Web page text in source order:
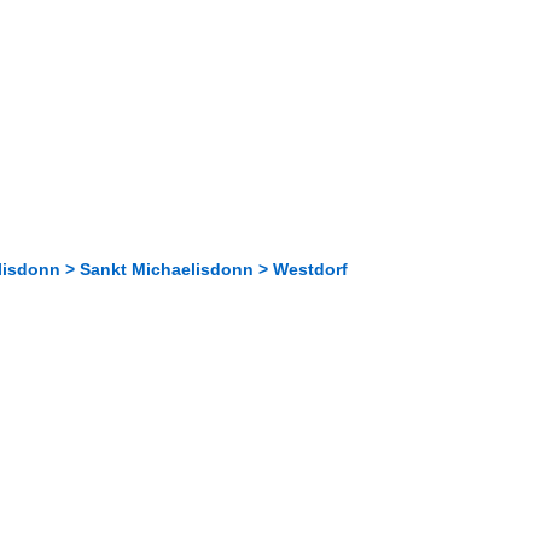
> Sankt Michaelisdonn > Westdorf